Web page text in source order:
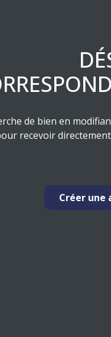
de bien en
recevoir
Créer une